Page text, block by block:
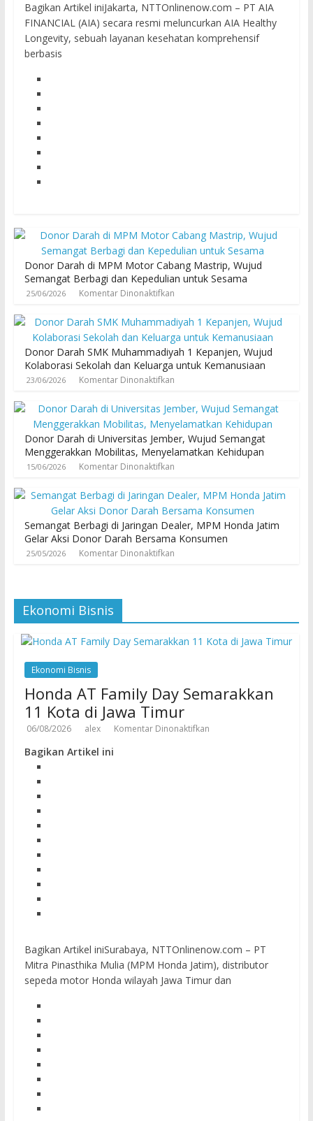
Bagikan Artikel iniJakarta, NTTOnlinenow.com – PT AIA
FINANCIAL (AIA) secara resmi meluncurkan AIA Healthy
Longevity, sebuah layanan kesehatan komprehensif
berbasis
Donor Darah di MPM Motor Cabang Mastrip, Wujud
Semangat Berbagi dan Kepedulian untuk Sesama
25/06/2026 Komentar Dinonaktifkan
Donor Darah SMK Muhammadiyah 1 Kepanjen, Wujud
Kolaborasi Sekolah dan Keluarga untuk Kemanusiaan
23/06/2026 Komentar Dinonaktifkan
Donor Darah di Universitas Jember, Wujud Semangat
Menggerakkan Mobilitas, Menyelamatkan Kehidupan
15/06/2026 Komentar Dinonaktifkan
Semangat Berbagi di Jaringan Dealer, MPM Honda Jatim
Gelar Aksi Donor Darah Bersama Konsumen
25/05/2026 Komentar Dinonaktifkan
Ekonomi Bisnis
Ekonomi Bisnis
Honda AT Family Day Semarakkan
11 Kota di Jawa Timur
06/08/2026 alex Komentar Dinonaktifkan
Bagikan Artikel ini
Bagikan Artikel iniSurabaya, NTTOnlinenow.com – PT
Mitra Pinasthika Mulia (MPM Honda Jatim), distributor
sepeda motor Honda wilayah Jawa Timur dan